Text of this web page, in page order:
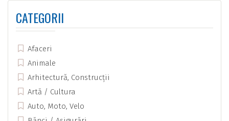
CATEGORII
Afaceri
Animale
Arhitectură, Construcții
Artă / Cultura
Auto, Moto, Velo